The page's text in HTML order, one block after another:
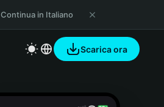
Continua in Italiano
Scarica ora